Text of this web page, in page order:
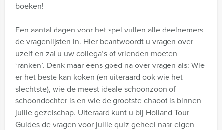
boeken!
Een aantal dagen voor het spel vullen alle deelnemers
de vragenlijsten in. Hier beantwoordt u vragen over
uzelf en zal u uw collega’s of vrienden moeten
‘ranken’. Denk maar eens goed na over vragen als: Wie
er het beste kan koken (en uiteraard ook wie het
slechtste), wie de meest ideale schoonzoon of
schoondochter is en wie de grootste chaoot is binnen
jullie gezelschap. Uiteraard kunt u bij Holland Tour
Guides de vragen voor jullie quiz geheel naar eigen